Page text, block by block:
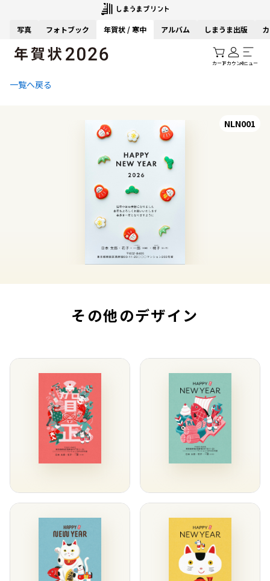
写真 フォトブック 年賀状 / 寒中 アルバム しまうま出版
カートアカウントメニュー
一覧へ戻る
NLN001
その他のデザイン